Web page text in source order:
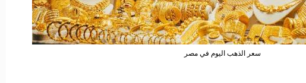
سعر الذهب اليوم في مصر